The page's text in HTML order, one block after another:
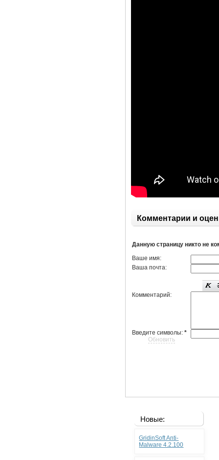
Комментарии и
Данную страницу никто не
Ваше имя:
Ваша почта:
Комментарий:
Введите символы:*
Обновить
Новые:
GridinSoft Anti-
Malware 4.2.100